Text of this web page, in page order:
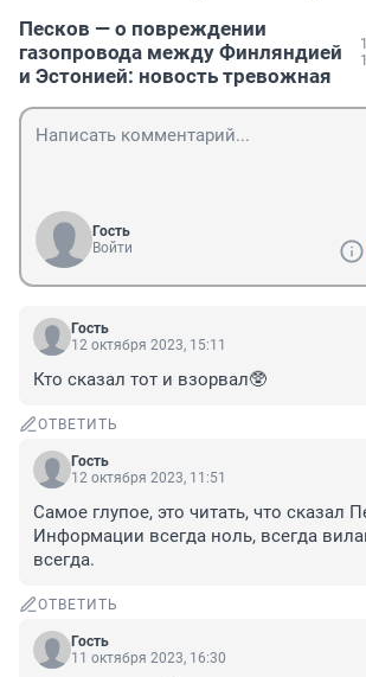
Песков — о повреждении
газопровода между Финляндией
и Эстонией: новость тревожная
Гость
Войти
Гость
12 октября 2023, 15:11
Кто сказал тот и взорвал🥸
ОТВЕТИТЬ
Гость
12 октября 2023, 11:51
Самое глупое, это читать, что сказал
Информации всегда ноль, всегда
всегда.
ОТВЕТИТЬ
Гость
11 октября 2023, 16:30